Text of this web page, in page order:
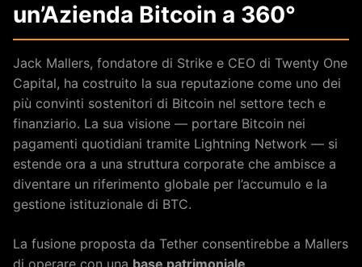
un’Azienda Bitcoin a 360°
Jack Mallers, fondatore di Strike e CEO di Twenty One
Capital, ha costruito la sua reputazione come uno dei
più convinti sostenitori di Bitcoin nel settore tech e
finanziario. La sua visione — portare Bitcoin nei
pagamenti quotidiani tramite Lightning Network — si
estende ora a una struttura corporate che ambisce a
diventare un riferimento globale per l’accumulo e la
gestione istituzionale di BTC.
La fusione proposta da Tether consentirebbe a Mallers